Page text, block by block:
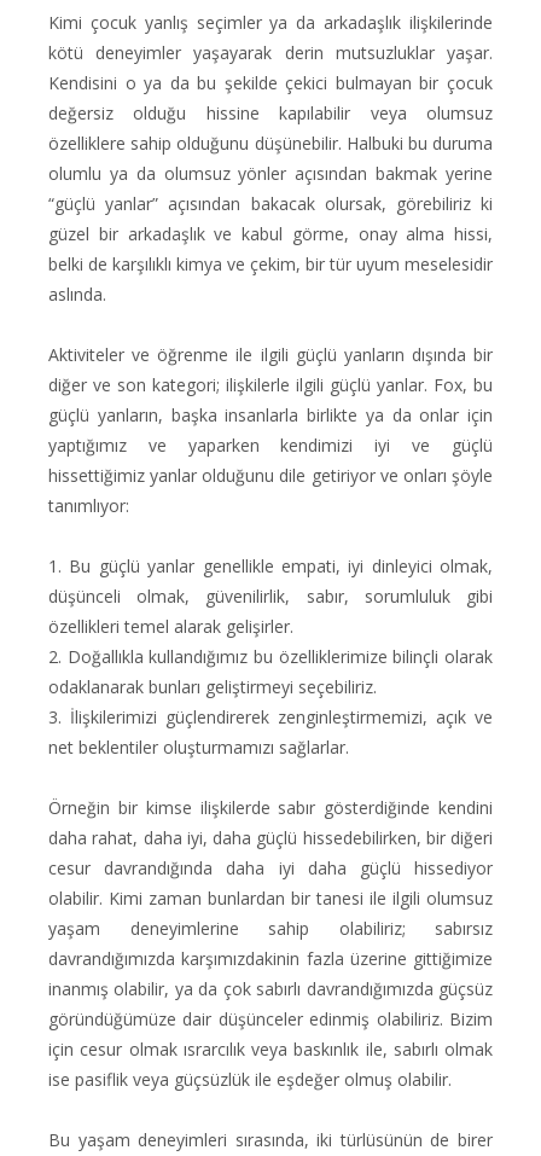
Kimi çocuk yanlış seçimler ya da arkadaşlık ilişkilerinde
kötü deneyimler yaşayarak derin mutsuzluklar yaşar.
Kendisini o ya da bu şekilde çekici bulmayan bir çocuk
değersiz olduğu hissine kapılabilir veya olumsuz
özelliklere sahip olduğunu düşünebilir. Halbuki bu duruma
olumlu ya da olumsuz yönler açısından bakmak yerine
“güçlü yanlar” açısından bakacak olursak, görebiliriz ki
güzel bir arkadaşlık ve kabul görme, onay alma hissi,
belki de karşılıklı kimya ve çekim, bir tür uyum meselesidir
aslında.
Aktiviteler ve öğrenme ile ilgili güçlü yanların dışında bir
diğer ve son kategori; ilişkilerle ilgili güçlü yanlar. Fox, bu
güçlü yanların, başka insanlarla birlikte ya da onlar için
yaptığımız ve yaparken kendimizi iyi ve güçlü
hissettiğimiz yanlar olduğunu dile getiriyor ve onları şöyle
tanımlıyor:
1. Bu güçlü yanlar genellikle empati, iyi dinleyici olmak,
düşünceli olmak, güvenilirlik, sabır, sorumluluk gibi
özellikleri temel alarak gelişirler.
2. Doğallıkla kullandığımız bu özelliklerimize bilinçli olarak
odaklanarak bunları geliştirmeyi seçebiliriz.
3. İlişkilerimizi güçlendirerek zenginleştirmemizi, açık ve
net beklentiler oluşturmamızı sağlarlar.
Örneğin bir kimse ilişkilerde sabır gösterdiğinde kendini
daha rahat, daha iyi, daha güçlü hissedebilirken, bir diğeri
cesur davrandığında daha iyi daha güçlü hissediyor
olabilir. Kimi zaman bunlardan bir tanesi ile ilgili olumsuz
yaşam deneyimlerine sahip olabiliriz; sabırsız
davrandığımızda karşımızdakinin fazla üzerine gittiğimize
inanmış olabilir, ya da çok sabırlı davrandığımızda güçsüz
göründüğümüze dair düşünceler edinmiş olabiliriz. Bizim
için cesur olmak ısrarcılık veya baskınlık ile, sabırlı olmak
ise pasiflik veya güçsüzlük ile eşdeğer olmuş olabilir.
Bu yaşam deneyimleri sırasında, iki türlüsünün de birer